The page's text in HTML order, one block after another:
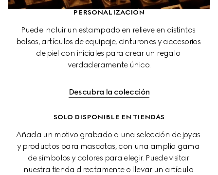
PERSONALIZACIÓN
Puede incluir un estampado en relieve en distintos
bolsos, artículos de equipaje, cinturones y accesorios
de piel con iniciales para crear un regalo
verdaderamente único.
Descubra la colección
SOLO DISPONIBLE EN TIENDAS
Añada un motivo grabado a una selección de joyas
y productos para mascotas, con una amplia gama
de símbolos y colores para elegir. Puede visitar
nuestra tienda directamente o llevar un artículo